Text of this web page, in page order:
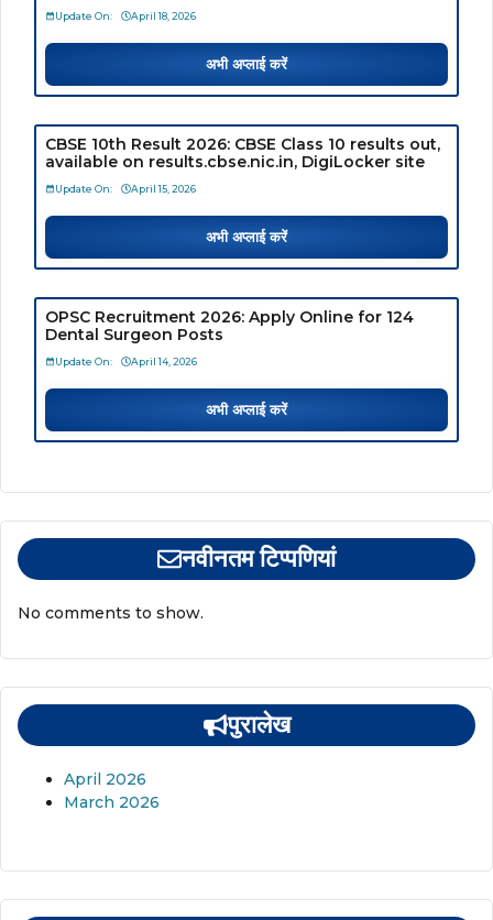
Update On: April 18, 2026
अभी अप्लाई करें
CBSE 10th Result 2026: CBSE Class 10 results out,
available on results.cbse.nic.in, DigiLocker site
Update On: April 15, 2026
अभी अप्लाई करें
OPSC Recruitment 2026: Apply Online for 124
Dental Surgeon Posts
Update On: April 14, 2026
अभी अप्लाई करें
नवीनतम टिप्पणियां
No comments to show.
पुरालेख
April 2026
March 2026